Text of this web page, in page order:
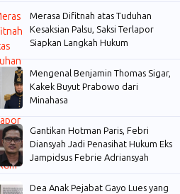
Merasa Difitnah atas Tuduhan
Kesaksian Palsu, Saksi Terlapor
Siapkan Langkah Hukum
Mengenal Benjamin Thomas Sigar,
Kakek Buyut Prabowo dari
Minahasa
Gantikan Hotman Paris, Febri
Diansyah Jadi Penasihat Hukum Eks
Jampidsus Febrie Adriansyah
Dea Anak Pejabat Gayo Lues yang